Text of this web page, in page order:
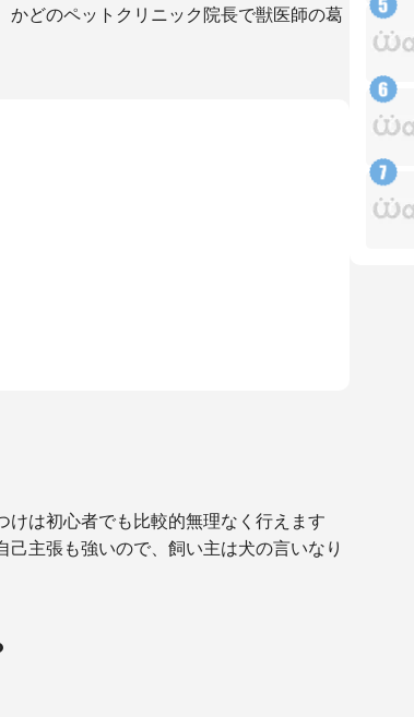
どのペットクリニック院長で獣医師の葛
けは初心者でも比較的無理なく行えます
主張も強いので、飼い主は犬の言いなり